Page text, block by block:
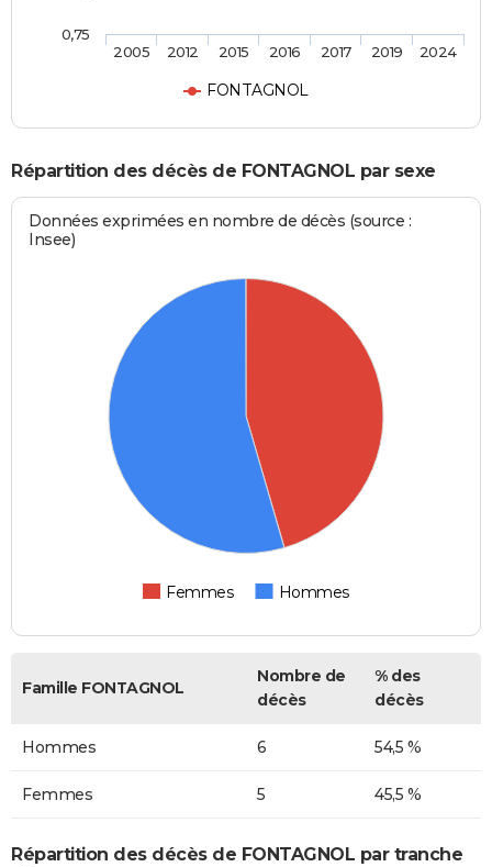
FONTAGNOL
2005 2012 2015 2016 2017 2019 2024
0,75
Répartition des décès de FONTAGNOL par sexe
Données exprimées en nombre de décès (source :
Insee)
Femmes Hommes
Famille FONTAGNOL
Nombre de
décès
% des
décès
Hommes 6 54,5 %
Femmes 5 45,5 %
Répartition des décès de FONTAGNOL par tranche